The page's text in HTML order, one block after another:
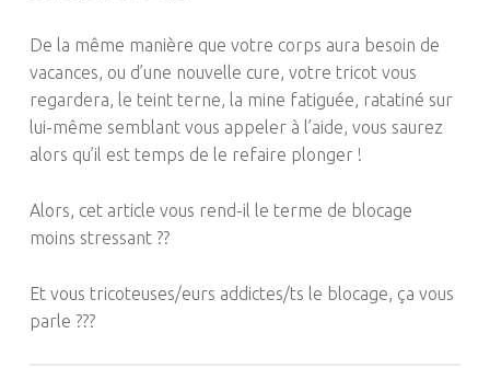
De la même manière que votre corps aura besoin de
vacances, ou d’une nouvelle cure, votre tricot vous
regardera, le teint terne, la mine fatiguée, ratatiné sur
lui-même semblant vous appeler à l’aide, vous saurez
alors qu’il est temps de le refaire plonger !
Alors, cet article vous rend-il le terme de blocage
moins stressant ??
Et vous tricoteuses/eurs addictes/ts le blocage, ça vous
parle ???